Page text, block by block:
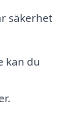
säkerhet
kan du